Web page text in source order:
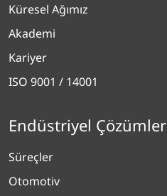
Küresel Ağımız
Akademi
Kariyer
ISO 9001 / 14001
Endüstriyel Çözümler
Süreçler
Otomotiv